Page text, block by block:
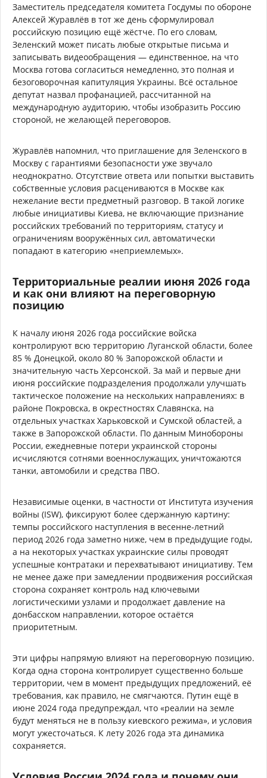
Заместитель председателя комитета Госдумы по обороне
Алексей Журавлёв в тот же день сформулировал
российскую позицию ещё жёстче. По его словам,
Зеленский может писать любые открытые письма и
записывать видеообращения — единственное, на что
Москва готова согласиться немедленно, это полная и
безоговорочная капитуляция Украины. Всё остальное
депутат назвал профанацией, рассчитанной на
международную аудиторию, чтобы изобразить Россию
стороной, не желающей переговоров.
Журавлёв напомнил, что приглашение для Зеленского в
Москву с гарантиями безопасности уже звучало
неоднократно. Отсутствие ответа или попытки выставить
собственные условия расцениваются в Москве как
нежелание вести предметный разговор. В такой логике
любые инициативы Киева, не включающие признание
российских требований по территориям, статусу и
ограничениям вооружённых сил, автоматически
попадают в категорию «неприемлемых».
Территориальные реалии июня 2026 года
и как они влияют на переговорную
позицию
К началу июня 2026 года российские войска
контролируют всю территорию Луганской области, более
85 % Донецкой, около 80 % Запорожской области и
значительную часть Херсонской. За май и первые дни
июня российские подразделения продолжали улучшать
тактическое положение на нескольких направлениях: в
районе Покровска, в окрестностях Славянска, на
отдельных участках Харьковской и Сумской областей, а
также в Запорожской области. По данным Минобороны
России, ежедневные потери украинской стороны
исчисляются сотнями военнослужащих, уничтожаются
танки, автомобили и средства ПВО.
Независимые оценки, в частности от Института изучения
войны (ISW), фиксируют более сдержанную картину:
темпы российского наступления в весенне-летний
период 2026 года заметно ниже, чем в предыдущие годы,
а на некоторых участках украинские силы проводят
успешные контратаки и перехватывают инициативу. Тем
не менее даже при замедлении продвижения российская
сторона сохраняет контроль над ключевыми
логистическими узлами и продолжает давление на
донбасском направлении, которое остаётся
приоритетным.
Эти цифры напрямую влияют на переговорную позицию.
Когда одна сторона контролирует существенно больше
территории, чем в момент предыдущих предложений, её
требования, как правило, не смягчаются. Путин ещё в
июне 2024 года предупреждал, что «реалии на земле
будут меняться не в пользу киевского режима», и условия
могут ужесточаться. К лету 2026 года эта динамика
сохраняется.